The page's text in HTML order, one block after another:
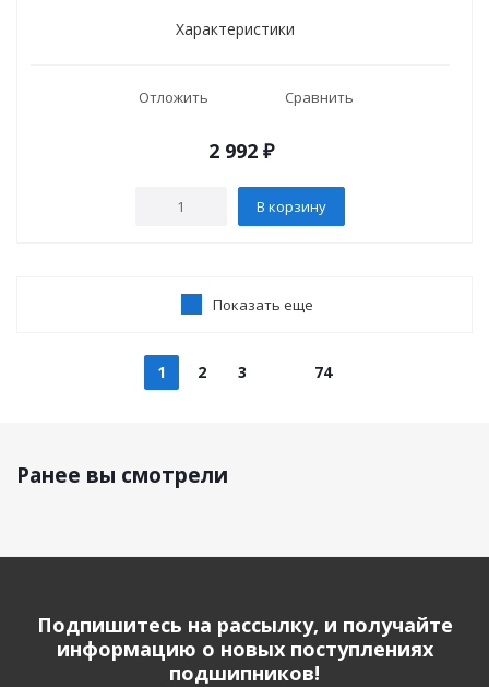
Характеристики
Отложить Сравнить
2 992₽
В корзину
Показать еще
1 2 3 74
Ранее вы смотрели
Подпишитесь на рассылку, и получайте
информацию о новых поступлениях
подшипников!